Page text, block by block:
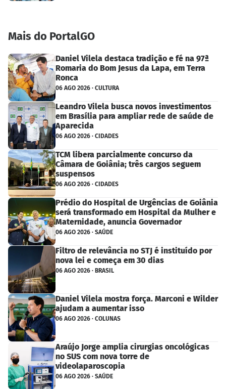
Mais do PortalGO
Daniel Vilela destaca tradição e fé na 97ª
Romaria do Bom Jesus da Lapa, em Terra
Ronca
06 AGO 2026 · CULTURA
Leandro Vilela busca novos investimentos
em Brasília para ampliar rede de saúde de
Aparecida
06 AGO 2026 · CIDADES
TCM libera parcialmente concurso da
Câmara de Goiânia; três cargos seguem
suspensos
06 AGO 2026 · CIDADES
Prédio do Hospital de Urgências de Goiânia
será transformado em Hospital da Mulher e
Maternidade, anuncia Governador
06 AGO 2026 · SAÚDE
Filtro de relevância no STJ é instituído por
nova lei e começa em 30 dias
06 AGO 2026 · BRASIL
Daniel Vilela mostra força. Marconi e Wilder
ajudam a aumentar isso
06 AGO 2026 · COLUNAS
Araújo Jorge amplia cirurgias oncológicas
no SUS com nova torre de
videolaparoscopia
06 AGO 2026 · SAÚDE